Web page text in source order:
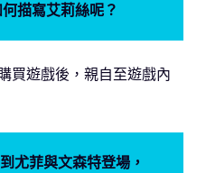
描寫艾莉絲呢？
買遊戲後，親自至遊戲內
尤菲與文森特登場，